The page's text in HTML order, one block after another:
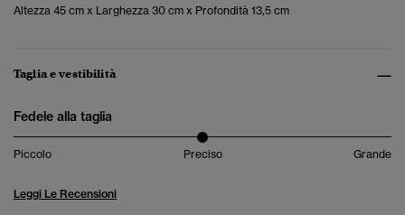
Altezza 45 cm x Larghezza 30 cm x Profondità 13,5 cm
Taglia e vestibilità
Fedele alla taglia
Piccolo Preciso Grande
Leggi Le Recensioni